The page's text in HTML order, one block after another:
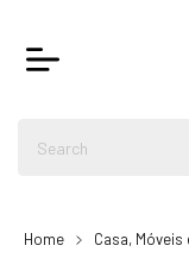
Home Casa,